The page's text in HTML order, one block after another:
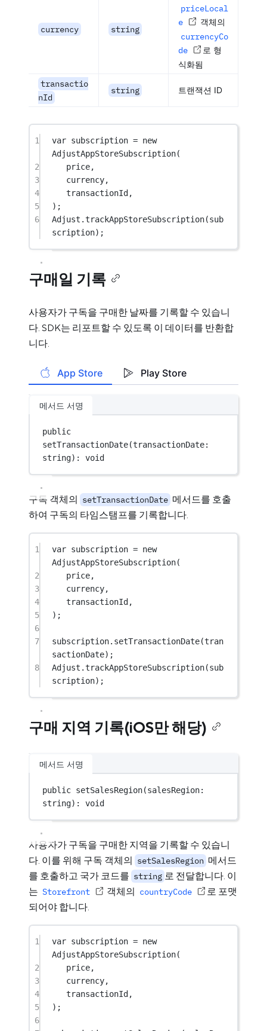
currency string
priceLocal
e
객체의
currencyCo
de
로 형
식화됨
transactio
nId
string 트랜잭션 ID
1 var subscription = new
AdjustAppStoreSubscription(
2
price,
3
currency,
4
transactionId,
5
);
6
Adjust.trackAppStoreSubscription(sub
scription);
구매일 기록
사용자가 구독을 구매한 날짜를 기록할 수 있습니
다. SDK는 리포트할 수 있도록 이 데이터를 반환합
니다.
App Store Play Store
메서드 서명
setTransactionDate(transactionDate:
string): void
구독 객체의 setTransactionDate 메서드를 호출
하여 구독의 타임스탬프를 기록합니다.
1 var subscription = new
AdjustAppStoreSubscription(
2
price,
3
currency,
4
transactionId,
5
);
6
7
subscription. setTransactionDate(tran
sactionDate);
8
Adjust.trackAppStoreSubscription(sub
scription);
구매 지역 기록(iOS만 해당)
메서드 서명
public setSalesRegion(salesRegion:
string): void
사용자가 구독을 구매한 지역을 기록할 수 있습니
다. 이를 위해 구독 객체의 setSalesRegion 메서드
를 호출하고 국가 코드를 string 로 전달합니다. 이
는 Storefront 객체의 countryCode
로 포맷
되어야 합니다.
1 var subscription = new
AdjustAppStoreSubscription(
2
price,
3
currency,
4
transactionId,
5
);
6